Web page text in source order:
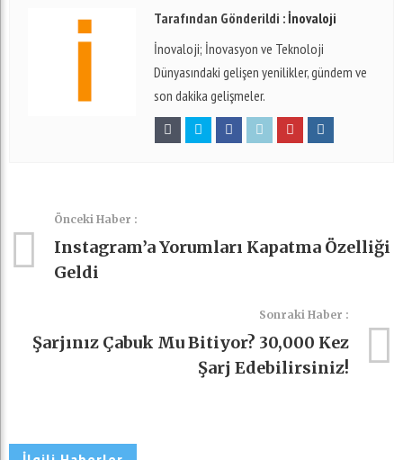
Tarafından Gönderildi :İnovaloji
İnovaloji; İnovasyon ve Teknoloji
Dünyasındaki gelişen yenilikler, gündem ve
son dakika gelişmeler.
Önceki Haber :
Instagram’a Yorumları Kapatma Özelliği
Geldi
Sonraki Haber :
Şarjınız Çabuk Mu Bitiyor? 30,000 Kez
Şarj Edebilirsiniz!